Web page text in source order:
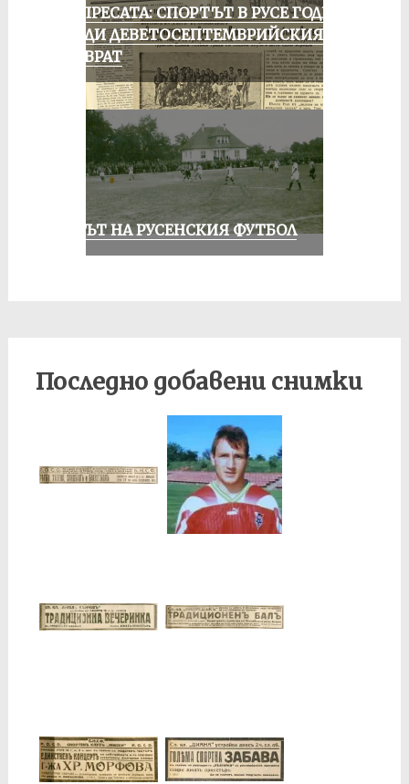
ОТ ПРЕСАТА: СПОРТЪТ В РУСЕ ГОДИНА
ПРЕДИ ДЕВЕТОСЕПТЕМВРИЙСКИЯ
ПРЕВРАТ
ВЕКЪТ НА РУСЕНСКИЯ ФУТБОЛ
Последно добавени снимки